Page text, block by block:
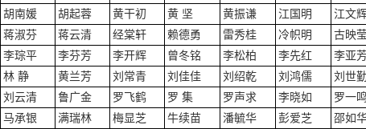
胡南媛 胡起蓉 黄干初 黄 坚 黄振谦 江国明
江文
蒋淑芬 蒋云清 经棠轩 赖德勇 雷秀桂 冷帜明
古映
李琮平 李芬芳 李开辉 曾冬铭 李松柏 李先红
李亚
林 静 黄兰芳 刘常青 刘佳佳 刘绍乾 刘鸿儒
刘世
刘云清 鲁广金 罗飞鹤 罗 集 罗声求 李晓如
罗一鸣
马承银 满瑞林 梅显芝 牛续苗 潘毓华 彭爱芝
邵如